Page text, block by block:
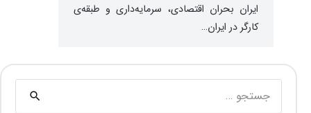
ایران بحران اقتصادی، سرمایه‌داری و طبقه‌ی
کارگر در ایران…
برای: